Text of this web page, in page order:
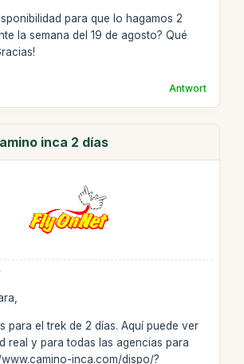
para que lo hagamos 2
la semana del 19 de agosto? Qué
Antwort
inca 2 días
para el trek de 2 días. Aquí puede ver
real y para todas las agencias para
inca.com/dispo/?